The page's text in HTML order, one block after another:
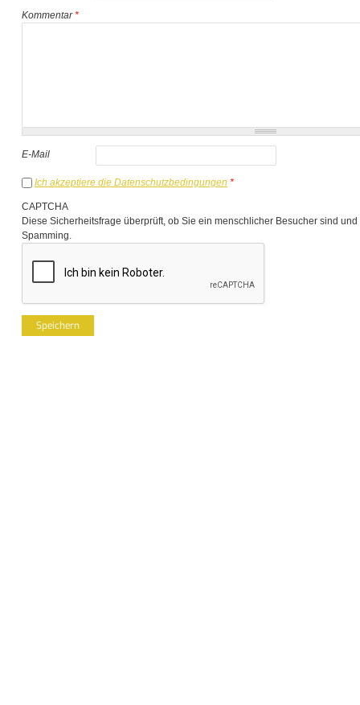
Kommentar*
E-Mail
Ich akzeptiere die Datenschutzbedingungen *
CAPTCHA
Diese Sicherheitsfrage überprüft, ob Sie ein menschlicher Besucher sind
Spamming.